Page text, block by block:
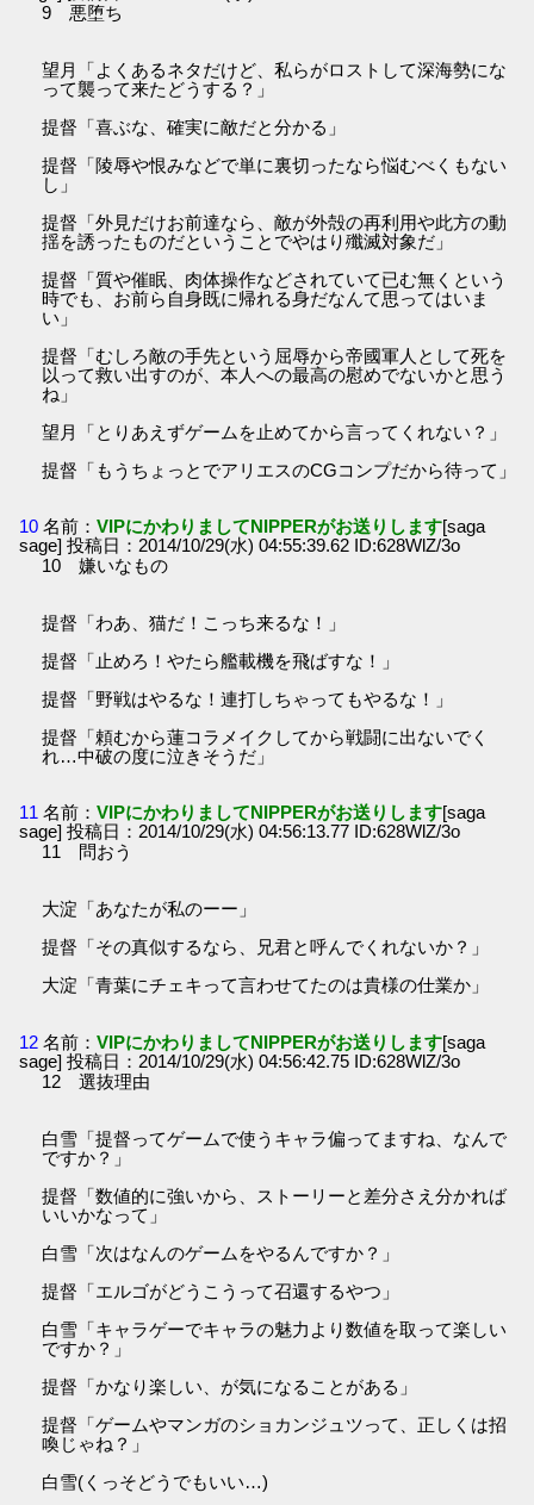
9 悪堕ち
望月「よくあるネタだけど、私らがロストして深海勢にな
って襲って来たどうする？」
提督「喜ぶな、確実に敵だと分かる」
提督「陵辱や恨みなどで単に裏切ったなら悩むべくもない
し」
提督「外見だけお前達なら、敵が外殻の再利用や此方の動
揺を誘ったものだということでやはり殲滅対象だ」
提督「質や催眠、肉体操作などされていて已む無くという
時でも、お前ら自身既に帰れる身だなんて思ってはいま
い」
提督「むしろ敵の手先という屈辱から帝國軍人として死を
以って救い出すのが、本人への最高の慰めでないかと思う
ね」
望月「とりあえずゲームを止めてから言ってくれない？」
提督「もうちょっとでアリエスのCGコンプだから待って」
10 名前：VIPにかわりましてNIPPERがお送りします[saga
sage] 投稿日：2014/10/29(水) 04:55:39.62 ID:628WlZ/3o
10 嫌いなもの
提督「わあ、猫だ！こっち来るな！」
提督「止めろ！やたら艦載機を飛ばすな！」
提督「野戦はやるな！連打しちゃってもやるな！」
提督「頼むから蓮コラメイクしてから戦闘に出ないでく
れ…中破の度に泣きそうだ」
11 名前：VIPにかわりましてNIPPERがお送りします[saga
sage] 投稿日：2014/10/29(水) 04:56:13.77 ID:628WlZ/3o
11 問おう
大淀「あなたが私のーー」
提督「その真似するなら、兄君と呼んでくれないか？」
大淀「青葉にチェキって言わせてたのは貴様の仕業か」
12 名前：VIPにかわりましてNIPPERがお送りします[saga
sage] 投稿日：2014/10/29(水) 04:56:42.75 ID:628WlZ/3o
12 選抜理由
白雪「提督ってゲームで使うキャラ偏ってますね、なんで
ですか？」
提督「数値的に強いから、ストーリーと差分さえ分かれば
いいかなって」
白雪「次はなんのゲームをやるんですか？」
提督「エルゴがどうこうって召還するやつ」
白雪「キャラゲーでキャラの魅力より数値を取って楽しい
ですか？」
提督「かなり楽しい、が気になることがある」
提督「ゲームやマンガのショカンジュツって、正しくは招
喚じゃね？」
白雪(くっそどうでもいい…)